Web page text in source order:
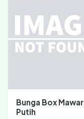
Bunga Box Mawar
Putih